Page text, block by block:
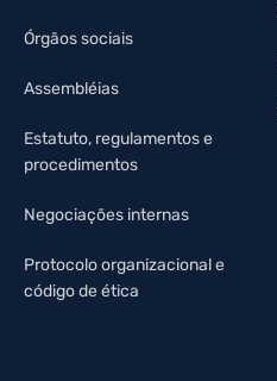
Órgãos sociais
Assembléias
Estatuto, regulamentos e
procedimentos
Negociações internas
Protocolo organizacional e
código de ética